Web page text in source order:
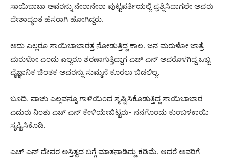
ಸಾಯಿಬಾಬಾ ಅವರನ್ನು ನೇರಾನೇರಾ ಪುಟ್ಟಪರ್ತಿಯಲ್ಲಿ ಪ್ರಶ್ನಿಸಿದಾಗಲೇ ಅವರು
ದೇಶಾದ್ಯಂತ ಹೆಸರಾಗಿ ಹೋಗಿದ್ದರು.
ಅದು ಎಲ್ಲರೂ ಸಾಯಿಬಾಬಾರತ್ತ ನೋಡುತ್ತಿದ್ದ ಕಾಲ. ಜನ ಮರುಳೋ ಜಾತ್ರೆ
ಮರುಳೋ ಎಂದು ಎಲ್ಲರೂ ಶರಣಾಗುತ್ತಿದ್ದಾಗ ಎಚ್ ಎನ್ ಅವರೊಳಗಿದ್ದ ಒಬ್ಬ
ವೈಜ್ಞಾನಿಕ ಚಿಂತಕ ಅವರನ್ನು ಸುಮ್ಮನೆ ಕೂರಲು ಬಿಡಲಿಲ್ಲ.
ಬೂದಿ. ವಾಚು ಎಲ್ಲವನ್ನೂ ಗಾಳಿಯಿಂದ ಸೃಷ್ಟಿಸಿಕೊಡುತ್ತಿದ್ದ ಸಾಯಿಬಾಬಾರ
ಎದುರು ನಿಂತು ಎಚ್ ಎನ್ ಕೇಳಿಯೇಬಿಟ್ಟರು- ನನಗೊಂದು ಕುಂಬಳಕಾಯಿ
ಸೃಷ್ಟಿಸಿಕೊಡಿ.
ಎಚ್ ಎನ್ ದೇವರ ಅಸ್ತಿತ್ವದ ಬಗ್ಗೆ ಮಾತನಾಡಿದ್ದು ಕಡಿಮೆ. ಆದರೆ ಅವರಿಗೆ